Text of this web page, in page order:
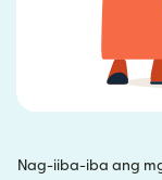
Nag-iiba-iba ang